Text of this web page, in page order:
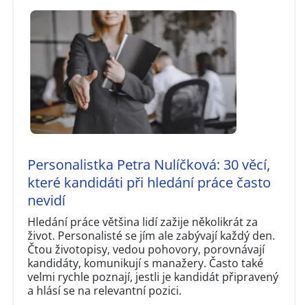
Personalistka Petra Nulíčková: 30 věcí,
které kandidáti při hledání práce často
nevidí
Hledání práce většina lidí zažije několikrát za
život. Personalisté se jím ale zabývají každý den.
Čtou životopisy, vedou pohovory, porovnávají
kandidáty, komunikují s manažery. Často také
velmi rychle poznají, jestli je kandidát připravený
a hlásí se na relevantní pozici.